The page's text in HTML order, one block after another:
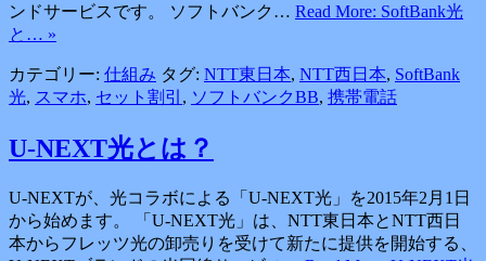
ンドサービスです。 ソフトバンク… Read More: SoftBank光
と… »
カテゴリー: 仕組み タグ: NTT東日本, NTT西日本, SoftBank
光, スマホ, セット割引 , ソフトバンクBB, 携帯電話
U-NEXT光とは？
U-NEXTが、光コラボによる「U-NEXT光」を2015年2月1日
から始めます。 「U-NEXT光」は、NTT東日本とNTT西日
本からフレッツ光の卸売りを受けて新たに提供を開始する、